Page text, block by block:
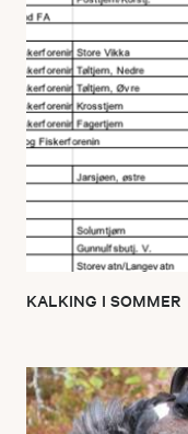
KALKING I SOMMER